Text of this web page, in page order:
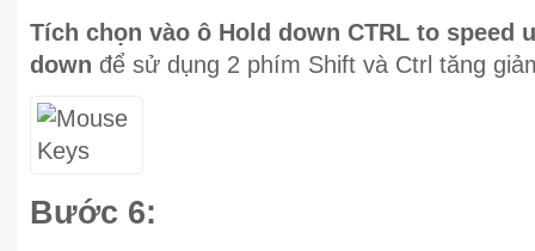
Tích chọn vào ô Hold down CTRL to speed
down để sử dụng 2 phím Shift và Ctrl tăng
Bước 6: